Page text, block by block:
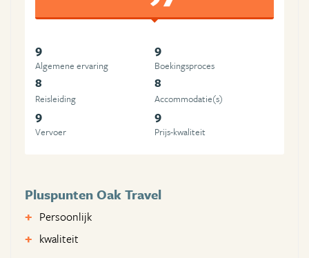
9
Algemene ervaring
9
Boekingsproces
8
Reisleiding
8
Accommodatie(s)
9
Vervoer
9
Prijs-kwaliteit
Pluspunten Oak Travel
Persoonlijk
kwaliteit